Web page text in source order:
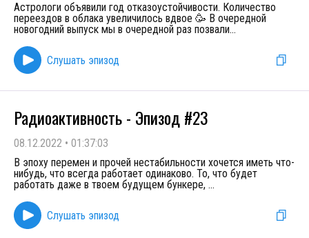
Астрологи объявили год отказоустойчивости. Количество
переездов в облака увеличилось вдвое 🥳 В очередной
новогодний выпуск мы в очередной раз позвали...
Слушать эпизод
Радиоактивность - Эпизод #23
08.12.2022 • 01:37:03
В эпоху перемен и прочей нестабильности хочется иметь что-
нибудь, что всегда работает одинаково. То, что будет
работать даже в твоем будущем бункере, ...
Слушать эпизод